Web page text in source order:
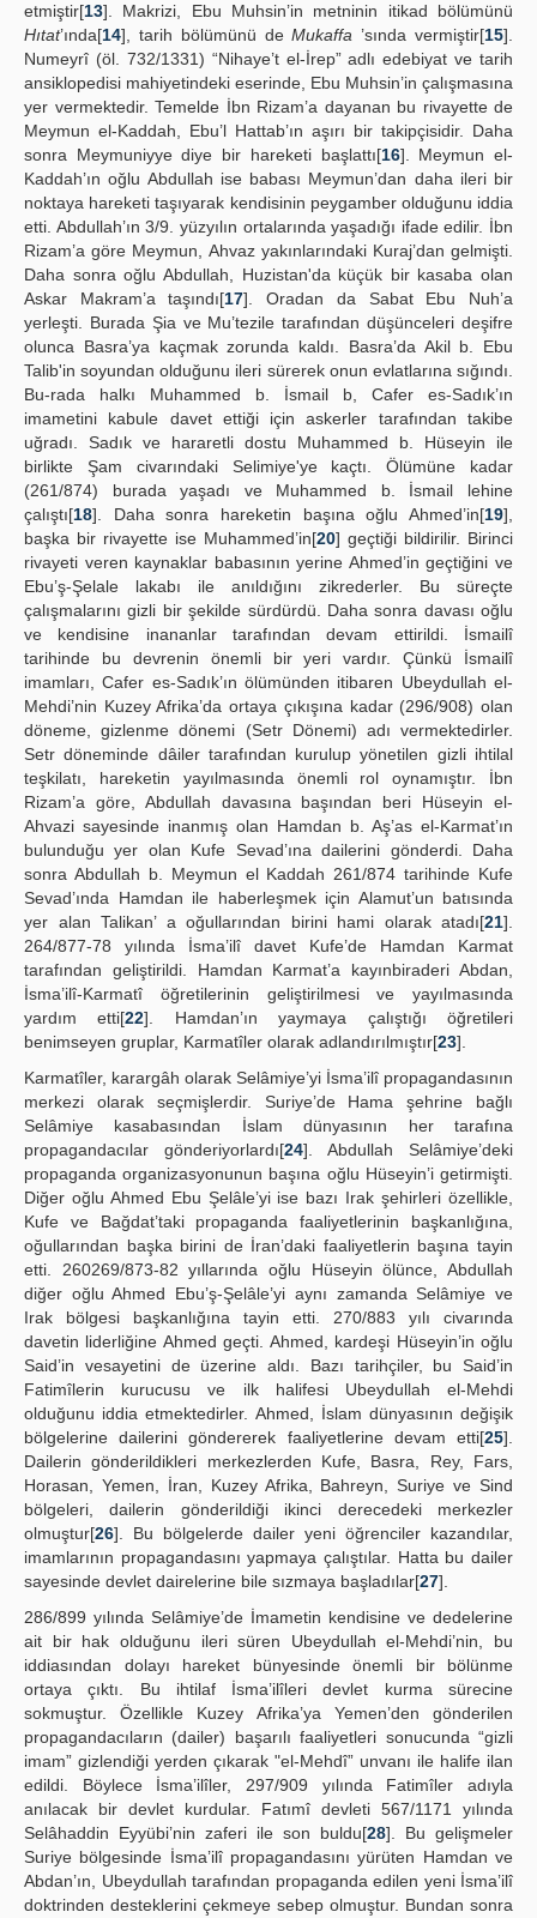
etmiştir[13]. Makrizi, Ebu Muhsin’in metninin itikad bölümünü
Hıtat’ında[14], tarih bölümünü deMukaffa ’sında vermiştir[15].
Numeyrî (öl. 732/1331) “Nihaye’t el-İrep” adlı edebiyat ve tarih
ansiklopedisi mahiyetindeki eserinde, Ebu Muhsin’in çalışmasına
yer vermektedir. Temelde İbn Rizam’a dayanan bu rivayette de
Meymun el-Kaddah, Ebu’l Hattab’ın aşırı bir takipçisidir. Daha
sonra Meymuniyye diye bir hareketi başlattı[16]. Meymun el-
Kaddah’ın oğlu Abdullah ise babası Meymun’dan daha ileri bir
noktaya hareketi taşıyarak kendisinin peygamber olduğunu iddia
etti. Abdullah’ın 3/9. yüzyılın ortalarında yaşadığı ifade edilir. İbn
Rizam’a göre Meymun, Ahvaz yakınlarındaki Kuraj’dan gelmişti.
Daha sonra oğlu Abdullah, Huzistan'da küçük bir kasaba olan
Askar Makram’a taşındı[17]. Oradan da Sabat Ebu Nuh’a
yerleşti. Burada Şia ve Mu’tezile tarafından düşünceleri deşifre
olunca Basra’ya kaçmak zorunda kaldı. Basra’da Akil b. Ebu
Talib'in soyundan olduğunu ileri sürerek onun evlatlarına sığındı.
Bu-rada halkı Muhammed b. İsmail b, Cafer es-Sadık’ın
imametini kabule davet ettiği için askerler tarafından takibe
uğradı. Sadık ve hararetli dostu Muhammed b. Hüseyin ile
birlikte Şam civarındaki Selimiye'ye kaçtı. Ölümüne kadar
(261/874) burada yaşadı ve Muhammed b. İsmail lehine
çalıştı[18]. Daha sonra hareketin başına oğlu Ahmed’in[19],
başka bir rivayette ise Muhammed’in[20] geçtiği bildirilir. Birinci
rivayeti veren kaynaklar babasının yerine Ahmed’in geçtiğini ve
Ebu’ş-Şelale lakabı ile anıldığını zikrederler. Bu süreçte
çalışmalarını gizli bir şekilde sürdürdü. Daha sonra davası oğlu
ve kendisine inananlar tarafından devam ettirildi. İsmailî
tarihinde bu devrenin önemli bir yeri vardır. Çünkü İsmailî
imamları, Cafer es-Sadık’ın ölümünden itibaren Ubeydullah el-
Mehdi’nin Kuzey Afrika’da ortaya çıkışına kadar (296/908) olan
döneme, gizlenme dönemi (Setr Dönemi) adı vermektedirler.
Setr döneminde dâiler tarafından kurulup yönetilen gizli ihtilal
teşkilatı, hareketin yayılmasında önemli rol oynamıştır. İbn
Rizam’a göre, Abdullah davasına başından beri Hüseyin el-
Ahvazi sayesinde inanmış olan Hamdan b. Aş’as el-Karmat’ın
bulunduğu yer olan Kufe Sevad’ına dailerini gönderdi. Daha
sonra Abdullah b. Meymun el Kaddah 261/874 tarihinde Kufe
Sevad’ında Hamdan ile haberleşmek için Alamut’un batısında
yer alan Talikan’ a oğullarından birini hami olarak atadı[21].
264/877-78 yılında İsma’ilî davet Kufe’de Hamdan Karmat
tarafından geliştirildi. Hamdan Karmat’a kayınbiraderi Abdan,
İsma’ilî-Karmatî öğretilerinin geliştirilmesi ve yayılmasında
yardım etti[22]. Hamdan’ın yaymaya çalıştığı öğretileri
benimseyen gruplar, Karmatîler olarak adlandırılmıştır[23].
Karmatîler, karargâh olarak Selâmiye’yi İsma’ilî propagandasının
merkezi olarak seçmişlerdir. Suriye’de Hama şehrine bağlı
Selâmiye kasabasından İslam dünyasının her tarafına
propagandacılar gönderiyorlardı[24]. Abdullah Selâmiye’deki
propaganda organizasyonunun başına oğlu Hüseyin’i getirmişti.
Diğer oğlu Ahmed Ebu Şelâle’yi ise bazı Irak şehirleri özellikle,
Kufe ve Bağdat’taki propaganda faaliyetlerinin başkanlığına,
oğullarından başka birini de İran’daki faaliyetlerin başına tayin
etti. 260269/873-82 yıllarında oğlu Hüseyin ölünce, Abdullah
diğer oğlu Ahmed Ebu’ş-Şelâle’yi aynı zamanda Selâmiye ve
Irak bölgesi başkanlığına tayin etti. 270/883 yılı civarında
davetin liderliğine Ahmed geçti. Ahmed, kardeşi Hüseyin’in oğlu
Said’in vesayetini de üzerine aldı. Bazı tarihçiler, bu Said’in
Fatimîlerin kurucusu ve ilk halifesi Ubeydullah el-Mehdi
olduğunu iddia etmektedirler. Ahmed, İslam dünyasının değişik
bölgelerine dailerini göndererek faaliyetlerine devam etti[25].
Dailerin gönderildikleri merkezlerden Kufe, Basra, Rey, Fars,
Horasan, Yemen, İran, Kuzey Afrika, Bahreyn, Suriye ve Sind
bölgeleri, dailerin gönderildiği ikinci derecedeki merkezler
olmuştur[26]. Bu bölgelerde dailer yeni öğrenciler kazandılar,
imamlarının propagandasını yapmaya çalıştılar. Hatta bu dailer
sayesinde devlet dairelerine bile sızmaya başladılar[27].
286/899 yılında Selâmiye’de İmametin kendisine ve dedelerine
ait bir hak olduğunu ileri süren Ubeydullah el-Mehdi’nin, bu
iddiasından dolayı hareket bünyesinde önemli bir bölünme
ortaya çıktı. Bu ihtilaf İsma’ilîleri devlet kurma sürecine
sokmuştur. Özellikle Kuzey Afrika’ya Yemen’den gönderilen
propagandacıların (dailer) başarılı faaliyetleri sonucunda “gizli
imam” gizlendiği yerden çıkarak "el-Mehdî” unvanı ile halife ilan
edildi. Böylece İsma’ilîler, 297/909 yılında Fatimîler adıyla
anılacak bir devlet kurdular. Fatımî devleti 567/1171 yılında
Selâhaddin Eyyübi’nin zaferi ile son buldu[28]. Bu gelişmeler
Suriye bölgesinde İsma’ilî propagandasını yürüten Hamdan ve
Abdan’ın, Ubeydullah tarafından propaganda edilen yeni İsma’ilî
doktrinden desteklerini çekmeye sebep olmuştur. Bundan sonra